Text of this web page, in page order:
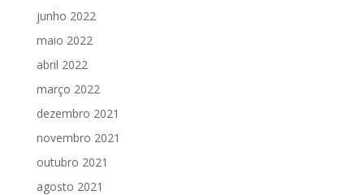
junho 2022
maio 2022
abril 2022
março 2022
dezembro 2021
novembro 2021
outubro 2021
agosto 2021